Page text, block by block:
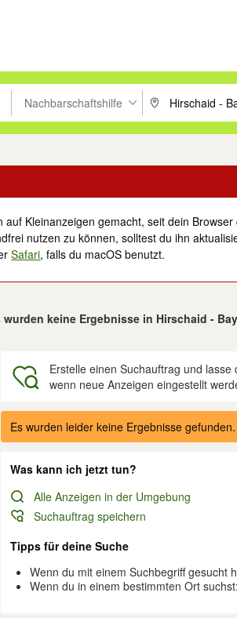
um zu suchen, oder Vorschläge mit
Nachbarschaftshilfe PLZ oder Ort
auf Kleinanzeigen gemacht, seit dein
nutzen zu können, solltest du ihn
Safari, falls du macOS benutzt.
wurden keine Ergebnisse in Hirschaid -
Erstelle einen Suchauftrag und lasse
wenn neue Anzeigen eingestellt
Ergebnisse
Es wurden leider keine Ergebnisse gefunden.
Was kann ich jetzt tun?
Alle Anzeigen in der Umgebung
Suchauftrag speichern
Tipps für deine Suche
Wenn du mit einem Suchbegriff gesucht
Wenn du in einem bestimmten Ort